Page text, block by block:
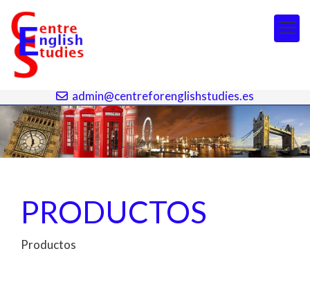
admin@centreforenglishstudies.es
PRODUCTOS
Productos